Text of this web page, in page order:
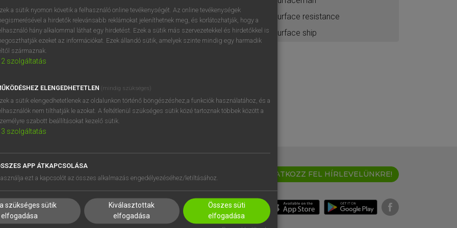
surface resistance
surface ship
SÚGÓ
RÓLUNK
SÜTI BEÁLLÍTÁSOK
IRATKOZZ FEL HÍRLEVELÜNKRE!
a sütik nyomon követik a felhasználó online tevékenységét. Az online tevékenységek
a hirdetők relevánsabb reklámokat jeleníthetnek meg, és korlátozhatják, hogy a
hány alkalommal láthat egy hirdetést. Ezek a sütik más szervezetekkel és hirdetőkkel is
ezeket az információkat. Ezek állandó sütik, amelyek szinte mindig egy harmadik
származnak.
2 szolgáltatás
ELENGEDHETETLEN (mindig szükséges)
a sütik elengedhetetlenek az oldalunkon történő böngészéshez,a funkciók használatához, és a
nem tilthatják le azokat. A feltétlenül szükséges sütik közé tartoznak többek között a
szabott beállításokat kezelő sütik.
3 szolgáltatás
APP ÁTKAPCSOLÁSA
ezt a kapcsolót az összes alkalmazás engedélyezéséhez/letiltásához.
szükséges sütik
elfogadása
Kiválasztottak
elfogadása
Összes süti
elfogadása